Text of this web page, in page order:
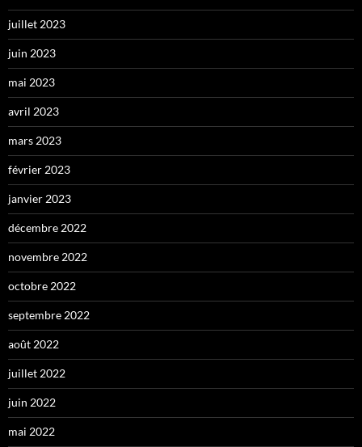
juillet 2023
juin 2023
mai 2023
avril 2023
mars 2023
février 2023
janvier 2023
décembre 2022
novembre 2022
octobre 2022
septembre 2022
août 2022
juillet 2022
juin 2022
mai 2022